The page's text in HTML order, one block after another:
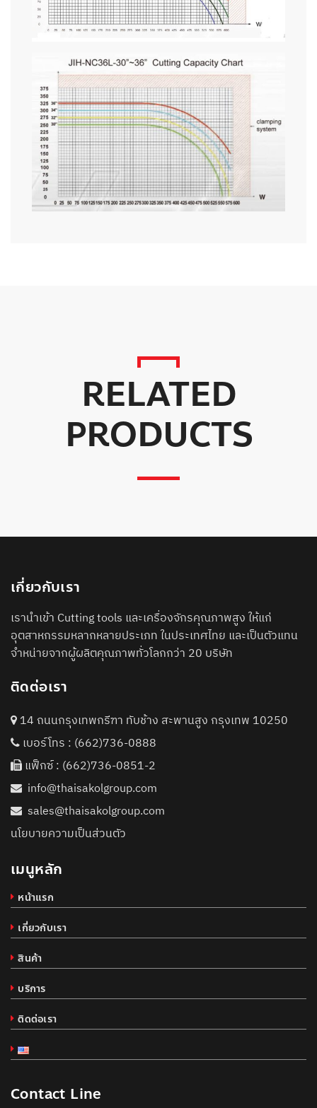
RELATED
PRODUCTS
เกี่ยวกับเรา
เรานำเข้า Cutting tools และเครื่องจักรคุณภาพสูง ให้แก่
อุตสาหกรรมหลากหลายประเภท ในประเทศไทย และเป็นตัวแทน
จำหน่ายจากผู้ผลิตคุณภาพทั่วโลกกว่า 20 บริษัท
ติดต่อเรา
14 ถนนกรุงเทพกรีฑา ทับช้าง สะพานสูง กรุงเทพ 10250
เบอร์โทร : (662)736-0888
แฟ็กซ์ : (662)736-0851-2
info@thaisakolgroup.com
sales@thaisakolgroup.com
นโยบายความเป็นส่วนตัว
เมนูหลัก
หน้าแรก
เกี่ยวกับเรา
สินค้า
บริการ
ติดต่อเรา
Contact Line